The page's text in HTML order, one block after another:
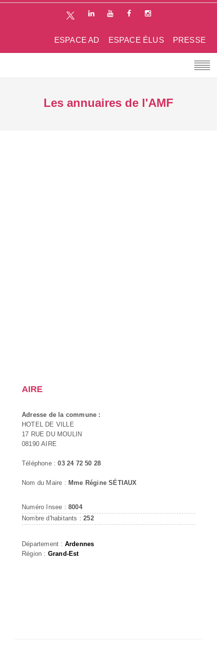
PRESSE
ESPACE ÉLUS
ESPACE AD
Les annuaires de l'AMF
AIRE
Adresse de la commune :
HOTEL DE VILLE
17 RUE DU MOULIN
08190 AIRE
Téléphone :03 24 72 50 28
Nom du Maire : Mme Régine SÉTIAUX
Numéro Insee : 8004
Nombre d'habitants :252
Département : Ardennes
Région : Grand-Est